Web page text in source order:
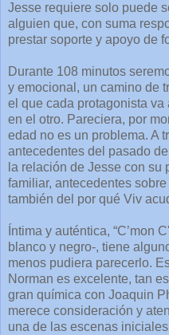
Jesse requiere solo puede
alguien que, con suma
prestar soporte y apoyo de
Durante 108 minutos
y emocional, un camino de
el que cada protagonista
en el otro. Pareciera, por
edad no es un problema. A
antecedentes del pasado
la relación de Jesse con su
familiar, antecedentes
también del por qué Viv
Íntima y auténtica, “C’mon
blanco y negro-, tiene
menos pudiera parecerlo.
Norman es excelente, tan
gran química con Joaquin
merece consideración y
una de las escenas